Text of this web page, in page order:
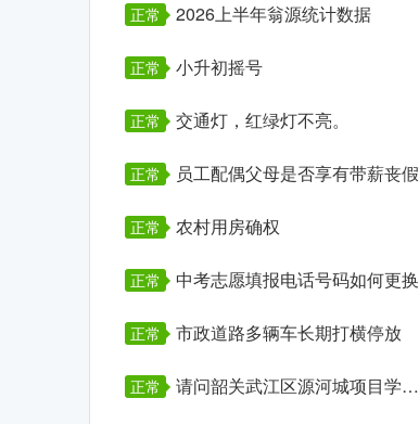
正常 2026上半年翁源统计数据
正常 小升初摇号
正常 交通灯，红绿灯不亮。
正常 员工配偶父母是否享有带薪丧假
正常 农村用房确权
正常 中考志愿填报电话号码如何更换
正常 市政道路多辆车长期打横停放
正常 请问韶关武江区源河城项目学区划分